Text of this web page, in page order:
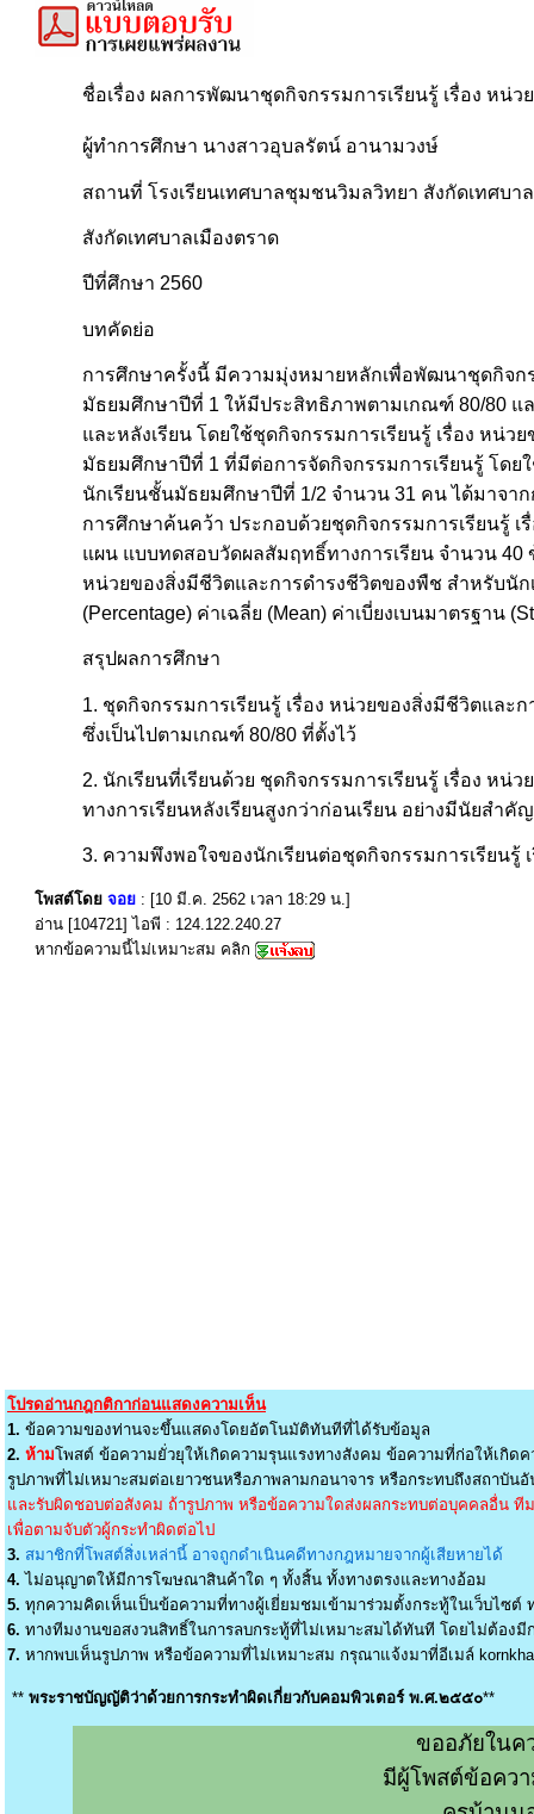
ชื่อเรื่อง ผลการพัฒนาชุดกิจกรรมการเรียนรู้ เรื่อง ห
ผู้ทำการศึกษา นางสาวอุบลรัตน์ อานามวงษ์
สถานที่ โรงเรียนเทศบาลชุมชนวิมลวิทยา สังกัดเทศบา
สังกัดเทศบาลเมืองตราด
ปีที่ศึกษา 2560
บทคัดย่อ
การศึกษาครั้งนี้ มีความมุ่งหมายหลักเพื่อพัฒนาชุดกิจก
มัธยมศึกษาปีที่ 1 ให้มีประสิทธิภาพตามเกณฑ์ 80/80 แ
และหลังเรียน โดยใช้ชุดกิจกรรมการเรียนรู้ เรื่อง หน่
มัธยมศึกษาปีที่ 1 ที่มีต่อการจัดกิจกรรมการเรียนรู้ โดย
นักเรียนชั้นมัธยมศึกษาปีที่ 1/2 จำนวน 31 คน ได้มาจาก
การศึกษาค้นคว้า ประกอบด้วยชุดกิจกรรมการเรียนรู้
แผน แบบทดสอบวัดผลสัมฤทธิ์ทางการเรียน จำนวน
หน่วยของสิ่งมีชีวิตและการดำรงชีวิตของพืช สำหรับนั
(Percentage) ค่าเฉลี่ย (Mean) ค่าเบี่ยงเบนมาตรฐาน
สรุปผลการศึกษา
1. ชุดกิจกรรมการเรียนรู้ เรื่อง หน่วยของสิ่งมีชีวิตแล
ซึ่งเป็นไปตามเกณฑ์ 80/80 ที่ตั้งไว้
2. นักเรียนที่เรียนด้วย ชุดกิจกรรมการเรียนรู้ เรื่อง ห
ทางการเรียนหลังเรียนสูงกว่าก่อนเรียน อย่างมีนัยสำคั
3. ความพึงพอใจของนักเรียนต่อชุดกิจกรรมการเรียน
โพสต์โดย จอย : [10 มี.ค. 2562 เวลา 18:29 น.]
อ่าน [104721] ไอพี : 124.122.240.27
หากข้อความนี้ไม่เหมาะสม คลิก
โปรดอ่านกฎกติกาก่อนแสดงความเห็น
1. ข้อความของท่านจะขึ้นแสดงโดยอัตโนมัติทันทีที่ได้รับข้อมูล
2. ห้ามโพสต์ ข้อความยั่วยุให้เกิดความรุนแรงทางสังคม ข้อความที่ก่อให้เกิด
รูปภาพที่ไม่เหมาะสมต่อเยาวชนหรือภาพลามกอนาจาร หรือกระทบถึงสถาบันอั
และรับผิดชอบต่อสังคม ถ้ารูปภาพ หรือข้อความใดส่งผลกระทบต่อบุคคลอื่น ที
เพื่อตามจับตัวผู้กระทำผิดต่อไป
3. สมาชิกที่โพสต์สิ่งเหล่านี้ อาจถูกดำเนินคดีทางกฎหมายจากผู้เสียหายได้
4. ไม่อนุญาตให้มีการโฆษณาสินค้าใด ๆ ทั้งสิ้น ทั้งทางตรงและทางอ้อม
5. ทุกความคิดเห็นเป็นข้อความที่ทางผู้เยี่ยมชมเข้ามาร่วมตั้งกระทู้ในเว็บไซต์
6. ทางทีมงานขอสงวนสิทธิ์ในการลบกระทู้ที่ไม่เหมาะสมได้ทันที โดยไม่ต้อง
7. หากพบเห็นรูปภาพ หรือข้อความที่ไม่เหมาะสม กรุณาแจ้งมาที่อีเมล์
** พระราชบัญญัติว่าด้วยการกระทำผิดเกี่ยวกับคอมพิวเตอร์ พ.ศ.๒๕๕๐**
ขออภัยในค
มีผู้โพสต์ข้อคว